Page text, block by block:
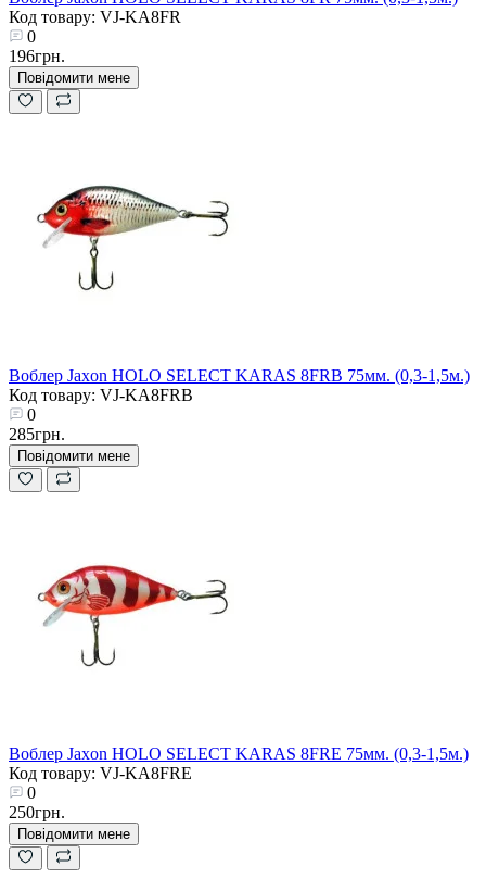
Код товару: VJ-KA8FR
0
196грн.
Повідомити мене
Воблер Jaxon HOLO SELECT KARAS 8FRB 75мм. (0,3-1,5м.)
Код товару: VJ-KA8FRB
0
285грн.
Повідомити мене
Воблер Jaxon HOLO SELECT KARAS 8FRE 75мм. (0,3-1,5м.)
Код товару: VJ-KA8FRE
0
250грн.
Повідомити мене